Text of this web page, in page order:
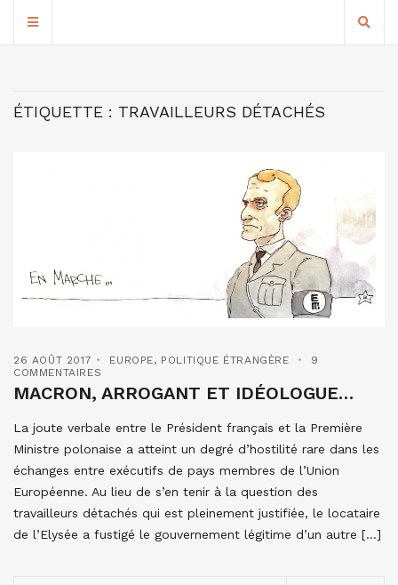
ÉTIQUETTE : TRAVAILLEURS DÉTACHÉS
26 AOÛT 2017 EUROPE, POLITIQUE ÉTRANGÈRE
9
COMMENTAIRES
MACRON, ARROGANT ET IDÉOLOGUE…
La joute verbale entre le Président français et la Première
Ministre polonaise a atteint un degré d’hostilité rare dans les
échanges entre exécutifs de pays membres de l’Union
Européenne. Au lieu de s’en tenir à la question des
travailleurs détachés qui est pleinement justifiée, le locataire
de l’Elysée a fustigé le gouvernement légitime d’un autre […]